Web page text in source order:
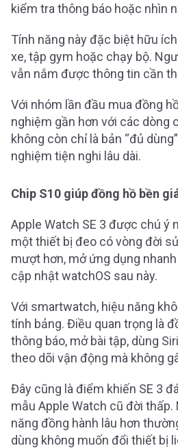
kiểm tra thông báo hoặc nhìn
Tính năng này đặc biệt hữu
xe, tập gym hoặc chạy bộ.
vẫn nắm được thông tin cần
Với nhóm lần đầu mua đồng
nghiệm gần hơn với các dòng
không còn chỉ là bản “đủ
nghiệm tiện nghi lâu dài.
Chip S10 giúp đồng hồ bền
Apple Watch SE 3 được chú ý
một thiết bị đeo có vòng đời
mượt hơn, mở ứng dụng
cập nhật watchOS sau này.
Với smartwatch, hiệu năng
tính bảng. Điều quan trọng là
thông báo, mở bài tập, dùng
theo dõi vận động mà không
Đây cũng là điểm khiến SE 3
mẫu Apple Watch cũ đời
năng đồng hành lâu hơn
dùng không muốn đổi thiết bị